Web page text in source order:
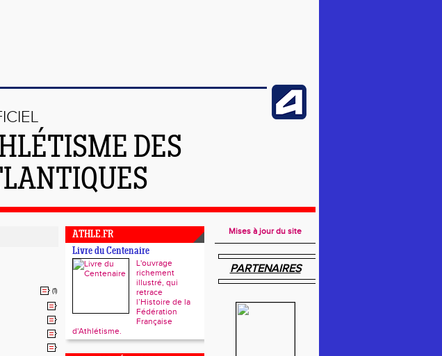
DES
(1)
ATHLE.FR
Livre du Centenaire
L'ouvrage
richement
illustré, qui
retrace
l’Histoire de la
Fédération
Française
d'Athlétisme.
Mises à jour du site
PARTENAIRES